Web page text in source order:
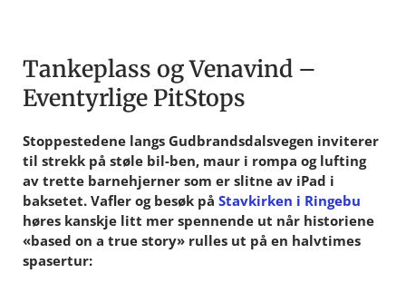
Tankeplass og Venavind –
Eventyrlige PitStops
Stoppestedene langs Gudbrandsdalsvegen inviterer
til strekk på støle bil-ben, maur i rompa og lufting
av trette barnehjerner som er slitne av iPad i
baksetet. Vafler og besøk på Stavkirken i Ringebu
høres kanskje litt mer spennende ut når historiene
«based on a true story» rulles ut på en halvtimes
spasertur: